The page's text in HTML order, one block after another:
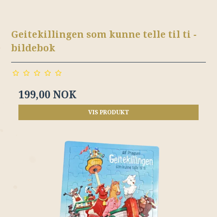
Geitekillingen som kunne telle til ti -
bildebok
199,00 NOK
VIS PRODUKT